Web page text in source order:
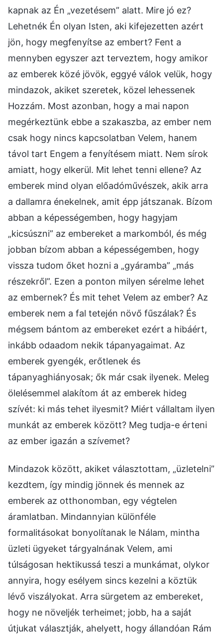
kapnak az Én „vezetésem” alatt. Mire jó ez?
Lehetnék Én olyan Isten, aki kifejezetten azért
jön, hogy megfenyítse az embert? Fent a
mennyben egyszer azt terveztem, hogy amikor
az emberek közé jövök, eggyé válok velük, hogy
mindazok, akiket szeretek, közel lehessenek
Hozzám. Most azonban, hogy a mai napon
megérkeztünk ebbe a szakaszba, az ember nem
csak hogy nincs kapcsolatban Velem, hanem
távol tart Engem a fenyítésem miatt. Nem sírok
amiatt, hogy elkerül. Mit lehet tenni ellene? Az
emberek mind olyan előadóművészek, akik arra
a dallamra énekelnek, amit épp játszanak. Bízom
abban a képességemben, hogy hagyjam
„kicsúszni” az embereket a markomból, és még
jobban bízom abban a képességemben, hogy
vissza tudom őket hozni a „gyáramba” „más
részekről”. Ezen a ponton milyen sérelme lehet
az embernek? És mit tehet Velem az ember? Az
emberek nem a fal tetején növő fűszálak? És
mégsem bántom az embereket ezért a hibáért,
inkább odaadom nekik tápanyagaimat. Az
emberek gyengék, erőtlenek és
tápanyaghiányosak; ők már csak ilyenek. Meleg
ölelésemmel alakítom át az emberek hideg
szívét: ki más tehet ilyesmit? Miért vállaltam ilyen
munkát az emberek között? Meg tudja-e érteni
az ember igazán a szívemet?
Mindazok között, akiket választottam, „üzletelni”
kezdtem, így mindig jönnek és mennek az
emberek az otthonomban, egy végtelen
áramlatban. Mindannyian különféle
formalitásokat bonyolítanak le Nálam, mintha
üzleti ügyeket tárgyalnának Velem, ami
túlságosan hektikussá teszi a munkámat, olykor
annyira, hogy esélyem sincs kezelni a köztük
lévő viszályokat. Arra sürgetem az embereket,
hogy ne növeljék terheimet; jobb, ha a saját
útjukat választják, ahelyett, hogy állandóan Rám